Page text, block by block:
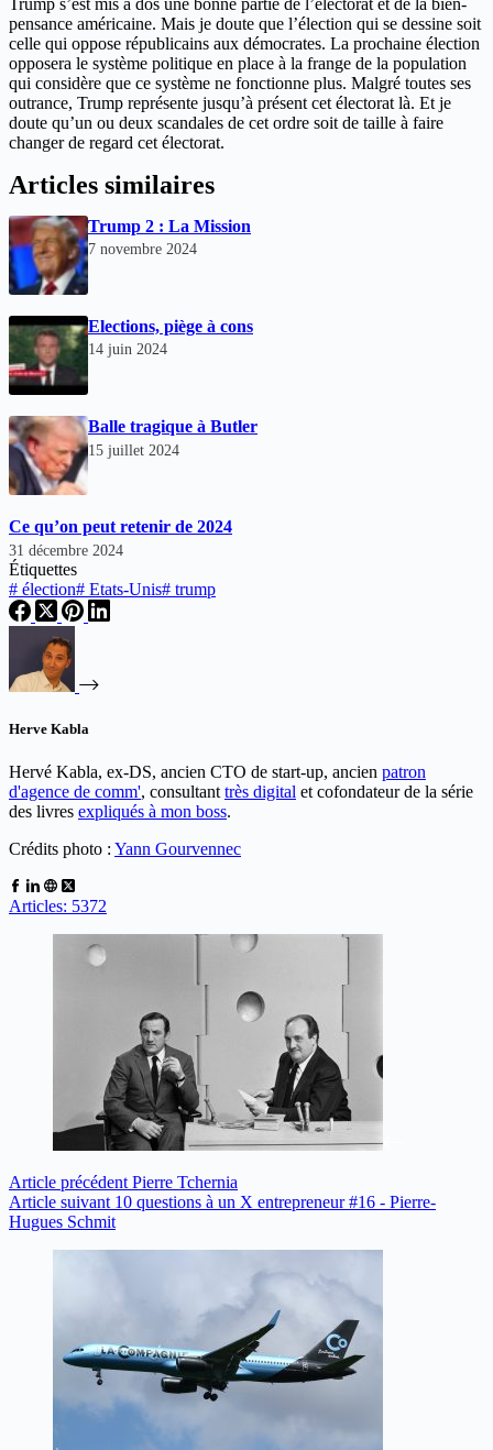
pensance américaine. Mais je doute que l’élection qui se dessine soit
celle qui oppose républicains aux démocrates. La prochaine élection
opposera le système politique en place à la frange de la population
qui considère que ce système ne fonctionne plus. Malgré toutes ses
outrance, Trump représente jusqu’à présent cet électorat là. Et je
doute qu’un ou deux scandales de cet ordre soit de taille à faire
changer de regard cet électorat.
Articles similaires
Trump 2 : La Mission
7 novembre 2024
Elections, piège à cons
14 juin 2024
Balle tragique à Butler
15 juillet 2024
Ce qu’on peut retenir de 2024
31 décembre 2024
Étiquettes
# élection# Etats-Unis# trump
Herve Kabla
Hervé Kabla, ex-DS, ancien CTO de start-up, ancien patron
d'agence de comm', consultant très digital et cofondateur de la série
des livres expliqués à mon boss.
Crédits photo : Yann Gourvennec
Articles: 5372
Article précédent Pierre Tchernia
Article suivant 10 questions à un X entrepreneur #16 - Pierre-
Hugues Schmit